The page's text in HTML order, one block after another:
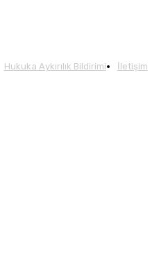
Hukuka Aykırılık Bildirimi İletişim